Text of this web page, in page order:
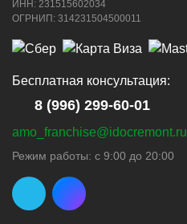
ИНН: 231515602034
ОГРНИП: 314231504500011
Бесплатная консультация:
8 (996) 299-60-01
amo_franchise@idocremont.ru
Режим работы: с 9:00 до 20:00